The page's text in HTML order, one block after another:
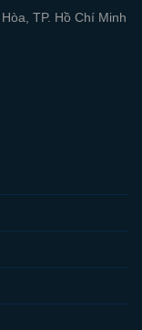
TP. Hồ Chí Minh